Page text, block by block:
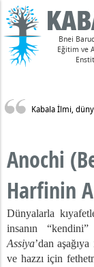
Bnei
Eğitim ve
Kabala İlmi,
C Harfinin Anlamı
Anochi
Harfinin
Dünyalarla
insanın
Assiya’dan
ve hazzı için